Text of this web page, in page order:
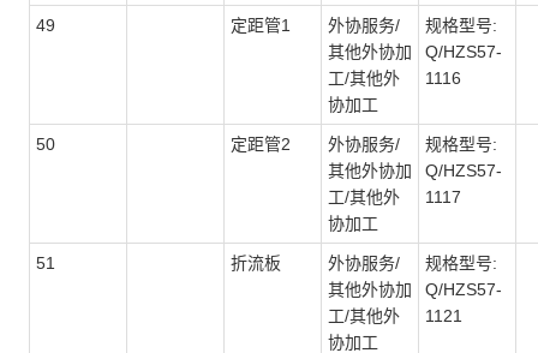
49 定距管1
外协服务/
其他外协加
工/其他外
协加工
规格型号:
Q/HZS57-
1116
50 定距管2
外协服务/
其他外协加
工/其他外
协加工
规格型号:
Q/HZS57-
1117
51 折流板
外协服务/
其他外协加
工/其他外
协加工
规格型号:
Q/HZS57-
1121